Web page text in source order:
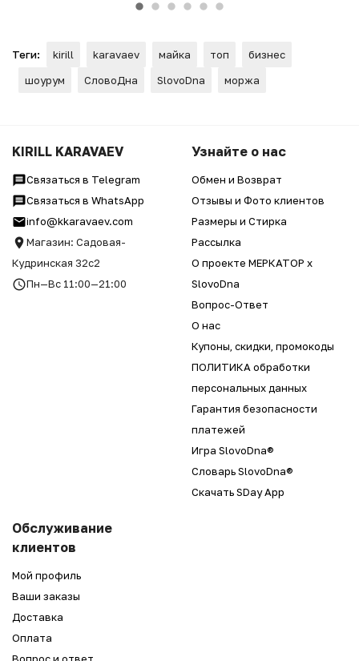
Теги: kirill karavaev майка топ
бизнес
шоурум
СловоДна SlovoDna моржа
KIRILL KARAVAEV
Связаться в Telegram
Связаться в WhatsApp
info@kkaravaev.com
Магазин: Садовая-
Кудринская 32с2
Пн—Вс 11:00—21:00
Узнайте о нас
Обмен и Возврат
Отзывы и Фото клиентов
Размеры и Стирка
Рассылка
О проекте МЕРКАТОР x
SlovoDna
Вопрос-Ответ
О нас
Купоны, скидки, промокоды
ПОЛИТИКА обработки
персональных данных
Гарантия безопасности
платежей
Игра SlovoDna®
Словарь SlovoDna®
Скачать SDay App
Обслуживание
клиентов
Мой профиль
Ваши заказы
Доставка
Оплата
Вопрос и ответ